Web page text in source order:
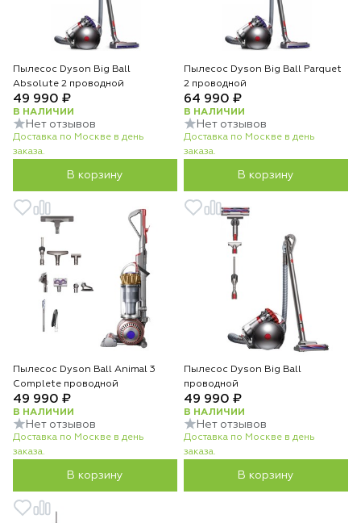
Пылесос Dyson Big Ball
Absolute 2 проводной
49 990 ₽
В НАЛИЧИИ
Нет отзывов
Доставка по Москве в день
заказа.
В корзину
Пылесос Dyson Big Ball Parquet
2 проводной
64 990 ₽
В НАЛИЧИИ
Нет отзывов
Доставка по Москве в день
заказа.
В корзину
Пылесос Dyson Ball Animal 3
Complete проводной
49 990 ₽
В НАЛИЧИИ
Нет отзывов
Доставка по Москве в день
заказа.
В корзину
Пылесос Dyson Big Ball
проводной
49 990 ₽
В НАЛИЧИИ
Нет отзывов
Доставка по Москве в день
заказа.
В корзину